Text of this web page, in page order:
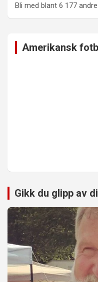
Bli med blant 6 177
Amerikansk
Gikk du glipp av